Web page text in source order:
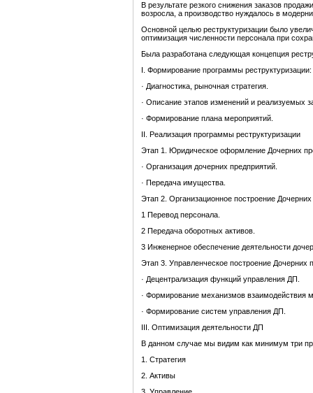
В результате резкого снижения заказов
возросла, а производство нуждалось в
Основной целью реструктуризации было
оптимизация численности персонала при
Была разработана следующая концепция
I. Формирование программы реструктуризации:
· Диагностика, рыночная стратегия.
· Описание этапов изменений и реализуемых
· Формирование плана мероприятий.
II. Реализация программы реструктуризации
Этап 1. Юридическое оформление Дочерних
· Организация дочерних предприятий.
· Передача имущества.
Этап 2. Организационное построение
1 Перевод персонала.
2 Передача оборотных активов.
3 Инженерное обеспечение деятельности
Этап 3. Управленческое построение Дочерних
· Децентрализация функций управления ДП.
· Формирование механизмов взаимодействия
· Формирование систем управления ДП.
III. Оптимизация деятельности ДП
В данном случае мы видим как минимум три
1. Стратегия
2. Активы